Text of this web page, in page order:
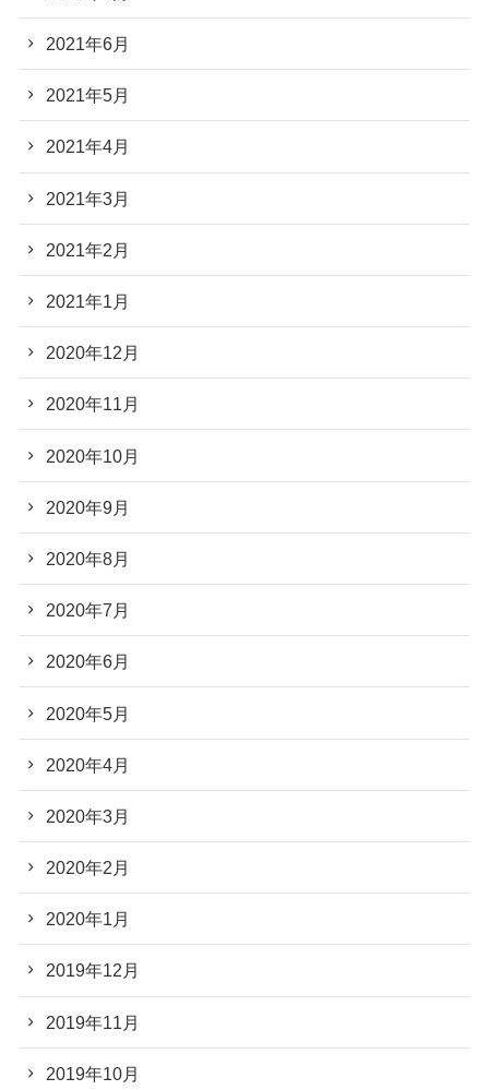
2021年6月
2021年5月
2021年4月
2021年3月
2021年2月
2021年1月
2020年12月
2020年11月
2020年10月
2020年9月
2020年8月
2020年7月
2020年6月
2020年5月
2020年4月
2020年3月
2020年2月
2020年1月
2019年12月
2019年11月
2019年10月